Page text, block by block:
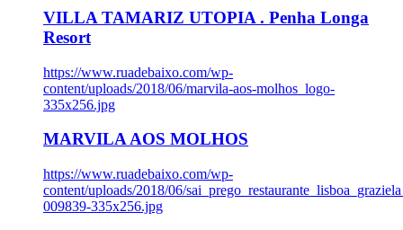
VILLA TAMARIZ UTOPIA . Penha Longa
Resort
https://www.ruadebaixo.com/wp-
content/uploads/2018/06/marvila-aos-molhos_logo-
335x256.jpg
MARVILA AOS MOLHOS
https://www.ruadebaixo.com/wp-
content/uploads/2018/06/
009839-335x256.jpg